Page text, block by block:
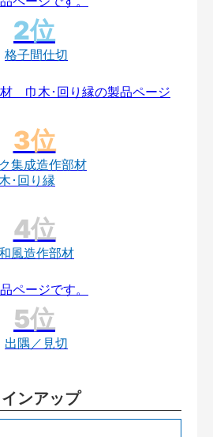
格子間仕切
集成造作部材
･回り縁
風造作部材
出隅／見切
ンアップ